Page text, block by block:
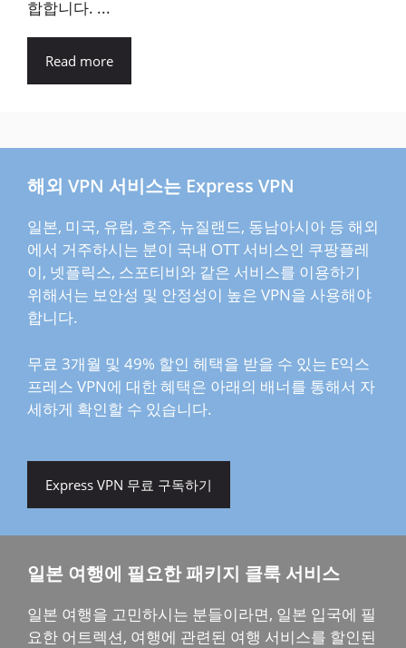
합합니다. ...
Read more
해외 VPN 서비스는 Express VPN
일본, 미국, 유럽, 호주, 뉴질랜드, 동남아시아 등 해외
에서 거주하시는 분이 국내 OTT 서비스인 쿠팡플레
이, 넷플릭스, 스포티비와 같은 서비스를 이용하기
위해서는 보안성 및 안정성이 높은 VPN을 사용해야
합니다.
무료 3개월 및 49% 할인 헤택을 받을 수 있는 E익스
프레스 VPN에 대한 혜택은 아래의 배너를 통해서 자
세하게 확인할 수 있습니다.
Express VPN 무료 구독하기
일본 여행에 필요한 패키지 클룩 서비스
일본 여행을 고민하시는 분들이라면, 일본 입국에 필
요한 어트렉션, 여행에 관련된 여행 서비스를 할인된